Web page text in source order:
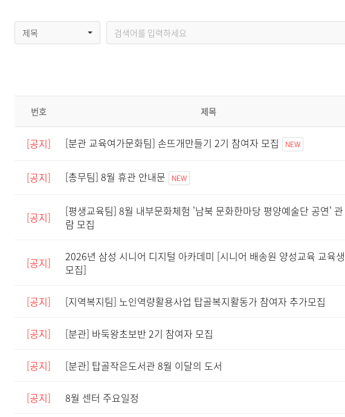
제목
번호 제목
[공지] [분관 교육여가문화팀] 손뜨개만들기 2기 참여자 모집 NEW
[공지] [총무팀] 8월 휴관 안내문 NEW
[공지]
[평생교육팀] 8월 내부문화체험 '남북 문화한마당 평양예술단 공연' 관
람 모집
[공지]
2026년 삼성 시니어 디지털 아카데미 [시니어 배송원 양성교육 교육생
모집]
[공지] [지역복지팀] 노인역량활용사업 탑골복지활동가 참여자 추가모집
[공지] [분관] 바둑왕초보반 2기 참여자 모집
[공지] [분관] 탑골작은도서관 8월 이달의 도서
[공지] 8월 센터 주요일정